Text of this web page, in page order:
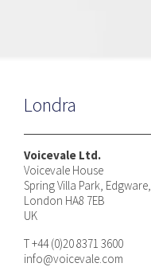
Londra
Voicevale Ltd.
Voicevale House
Spring Villa Park, Edgware,
London HA8 7EB
UK
T +44 (0)20 8371 3600
info@voicevale.com